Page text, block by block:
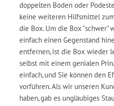
doppelten Böden oder
keine weiteren Hilfsmittel
die Box. Um die Box "schwer"
einfach einen Gegenstand
entfernen, ist die Box wieder
selbst mit einem genialen
einfach, und Sie können den
vorführen. Als wir unseren
haben, gab es ungläubiges